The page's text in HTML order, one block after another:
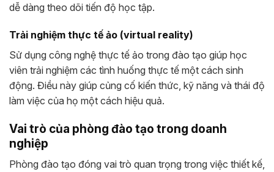
dễ dàng theo dõi tiến độ học tập.
Trải nghiệm thực tế ảo (virtual reality)
Sử dụng công nghệ thực tế ảo trong đào tạo giúp học
viên trải nghiệm các tình huống thực tế một cách sinh
động. Điều này giúp củng cố kiến thức, kỹ năng và thái độ
làm việc của họ một cách hiệu quả.
Vai trò của phòng đào tạo trong doanh
nghiệp
Phòng đào tạo đóng vai trò quan trọng trong việc thiết kế,